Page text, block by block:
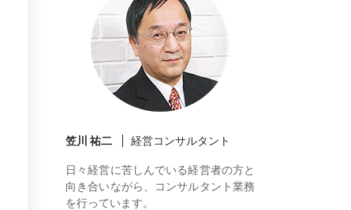
笠川 祐二 経営コンサルタント
日々経営に苦しんでいる経営者の方と
向き合いながら、コンサルタント業務
を行っています。